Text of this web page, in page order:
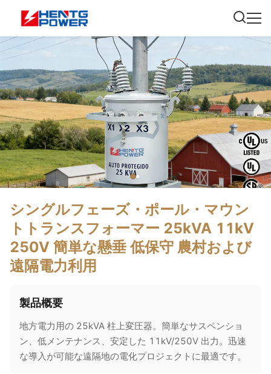
シングルフェーズ・ポール・マウン
トトランスフォーマー 25kVA 11kV
250V 簡単な懸垂 低保守 農村および
遠隔電力利用
製品概要
地方電力用の 25kVA 柱上変圧器。簡単なサスペンショ
ン、低メンテナンス、安定した 11kV/250V 出力。迅速
な導入が可能な遠隔地の電化プロジェクトに最適です。